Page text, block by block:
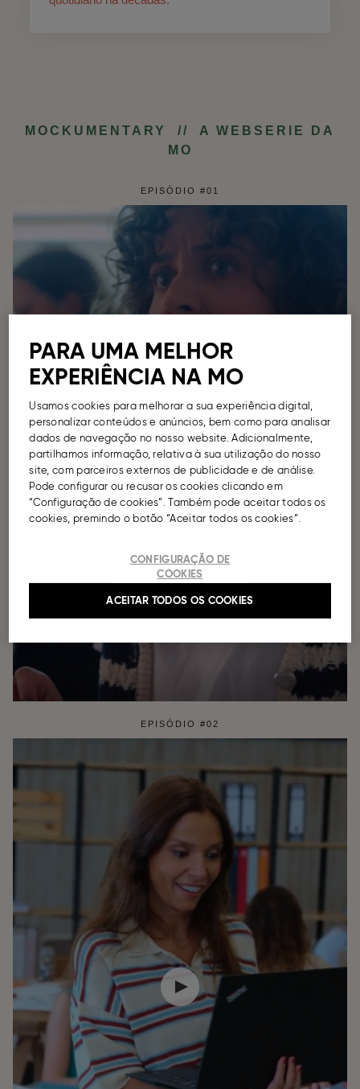
MOCKUMENTARY // A WEBSERIE DA
MO
EPISÓDIO #01
EPISÓDIO #02
PARA UMA MELHOR
EXPERIÊNCIA NA MO
Usamos cookies para melhorar a sua experiência digital,
personalizar conteúdos e anúncios, bem como para analisar
dados de navegação no nosso website. Adicionalmente,
partilhamos informação, relativa à sua utilização do nosso
site, com parceiros externos de publicidade e de análise.
Pode configurar ou recusar os cookies clicando em
“Configuração de cookies”. Também pode aceitar todos os
cookies, premindo o botão “Aceitar todos os cookies”.
CONFIGURAÇÃO DE
COOKIES
ACEITAR TODOS OS COOKIES